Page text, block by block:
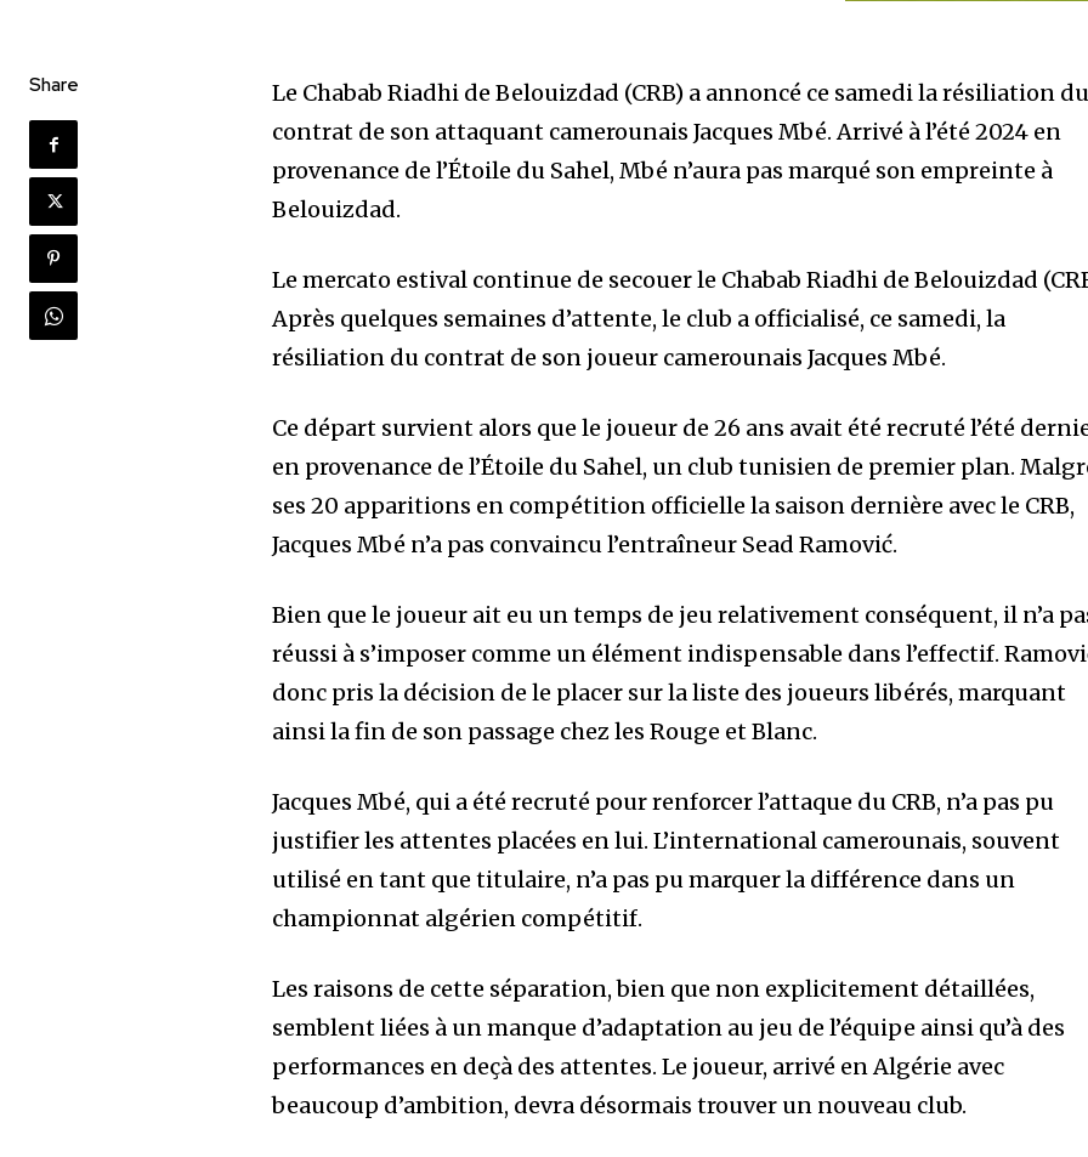
Share
Le Chabab Riadhi de Belouizdad (CRB) a annoncé ce samedi la résiliation
contrat de son attaquant camerounais Jacques Mbé. Arrivé à l’été 2024 en
provenance de l’Étoile du Sahel, Mbé n’aura pas marqué son empreinte à
Belouizdad.
Le mercato estival continue de secouer le Chabab Riadhi de Belouizdad
Après quelques semaines d’attente, le club a officialisé, ce samedi, la
résiliation du contrat de son joueur camerounais Jacques Mbé.
Ce départ survient alors que le joueur de 26 ans avait été recruté l’été
en provenance de l’Étoile du Sahel, un club tunisien de premier plan.
ses 20 apparitions en compétition officielle la saison dernière avec le CRB,
Jacques Mbé n’a pas convaincu l’entraîneur Sead Ramović.
Bien que le joueur ait eu un temps de jeu relativement conséquent, il n’a
réussi à s’imposer comme un élément indispensable dans l’effectif.
donc pris la décision de le placer sur la liste des joueurs libérés, marquant
ainsi la fin de son passage chez les Rouge et Blanc.
Jacques Mbé, qui a été recruté pour renforcer l’attaque du CRB, n’a pas pu
justifier les attentes placées en lui. L’international camerounais, souvent
utilisé en tant que titulaire, n’a pas pu marquer la différence dans un
championnat algérien compétitif.
Les raisons de cette séparation, bien que non explicitement détaillées,
semblent liées à un manque d’adaptation au jeu de l’équipe ainsi qu’à des
performances en deçà des attentes. Le joueur, arrivé en Algérie avec
beaucoup d’ambition, devra désormais trouver un nouveau club.